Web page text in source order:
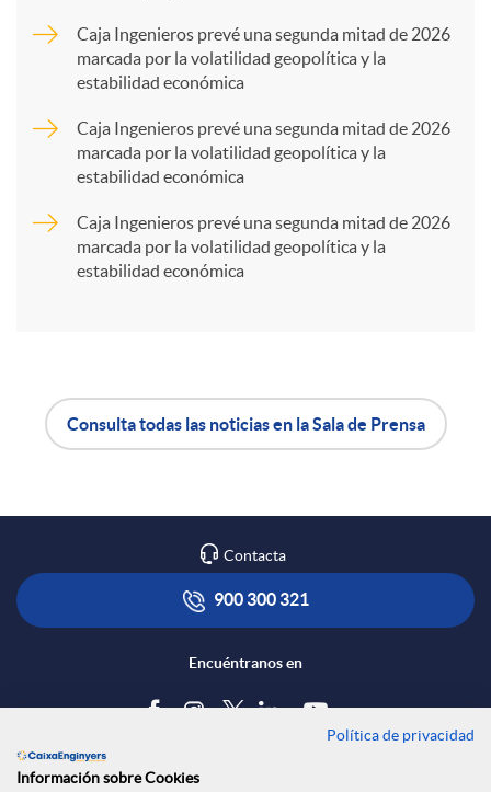
a
R
e
Caja Ingenieros prevé una segunda mitad de 2026
marcada por la volatilidad geopolítica y la
estabilidad económica
Caja Ingenieros prevé una segunda mitad de 2026
marcada por la volatilidad geopolítica y la
estabilidad económica
Caja Ingenieros prevé una segunda mitad de 2026
marcada por la volatilidad geopolítica y la
estabilidad económica
A
p
l
o
t
Consulta todas las noticias en la Sala de Prensa
Contacta
900 300 321
Encuéntranos en
Política de privacidad
Información sobre Cookies